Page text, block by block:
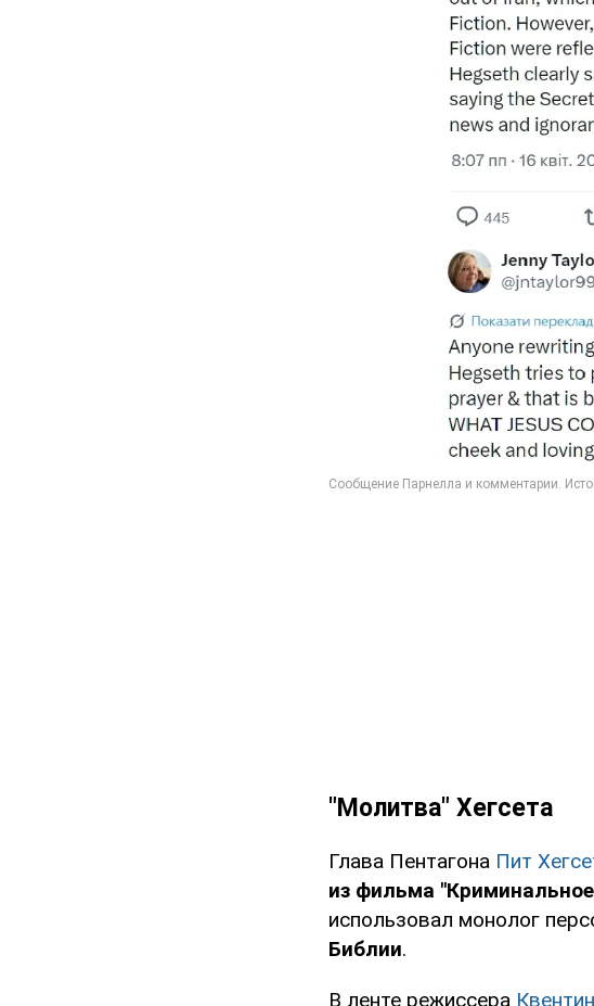
"Молитва" Хегсета
Глава Пентагона Пит
из фильма
использовал монолог
Библии.
В ленте режиссера